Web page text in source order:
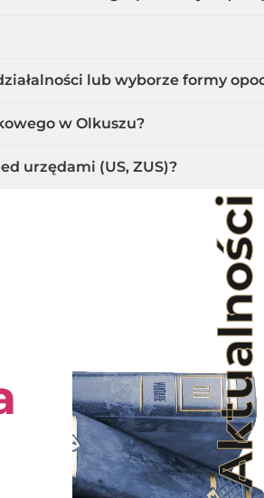
lub wyborze formy
w Olkuszu?
urzędami (US, ZUS)?
Aktualności